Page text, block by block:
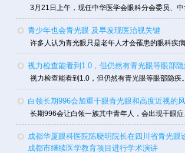
3月21日上午，现任中华医学会眼科分会委员、中
青少年也会青光眼 及早发现医治视关键
许多人认为青光眼只是老年人才会罹患的眼科疾
视力检查能看到1.0，但仍然有青光眼等眼部
视力检查能看到1.0，但仍然有青光眼等眼部隐疾
白领长期996会加重干眼青光眼和高度近视的
长期996会让白领一族其中青年人，会出现干眼症
成都华厦眼科医院陈晓明院长在四川省青光眼
成都市继续医学教育项目进行学术演讲